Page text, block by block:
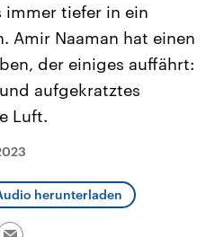
aus
USA
Aktuelle Beiträge,
Hintergründe
Wirtschaftlich und
gehören die Vereinigten
den mächtigsten Ländern
immer tiefer in ein
Amir Naaman hat einen
der einiges auffährt:
aufgekratztes
Luft.
herunterladen